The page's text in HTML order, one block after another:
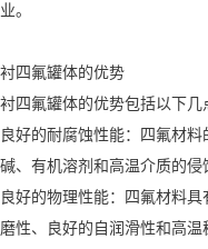
业。
衬四氟罐体的优势
衬四氟罐体的优势包括以下几
良好的耐腐蚀性能：四氟材
碱、有机溶剂和高温介质的侵
良好的物理性能：四氟材料
磨性、良好的自润滑性和高温